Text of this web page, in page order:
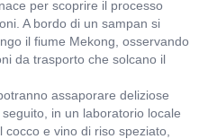
per scoprire il processo
A bordo di un sampan si
il fiume Mekong, osservando
da trasporto che solcano il
assaporare deliziose
in un laboratorio locale
e vino di riso speziato,